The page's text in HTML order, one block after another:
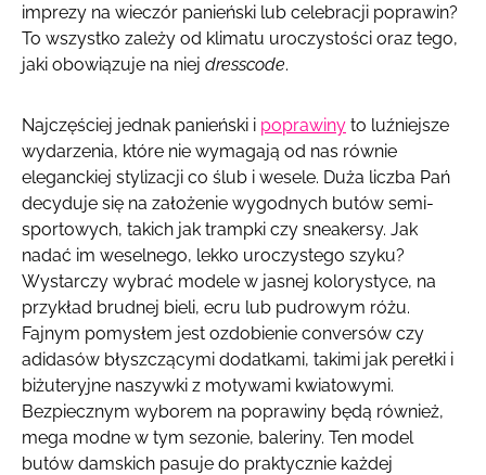
imprezy na wieczór panieński lub celebracji poprawin?
To wszystko zależy od klimatu uroczystości oraz tego,
jaki obowiązuje na niej dresscode.
Najczęściej jednak panieński i poprawiny to luźniejsze
wydarzenia, które nie wymagają od nas równie
eleganckiej stylizacji co ślub i wesele. Duża liczba Pań
decyduje się na założenie wygodnych butów semi-
sportowych, takich jak trampki czy sneakersy. Jak
nadać im weselnego, lekko uroczystego szyku?
Wystarczy wybrać modele w jasnej kolorystyce, na
przykład brudnej bieli, ecru lub pudrowym różu.
Fajnym pomysłem jest ozdobienie conversów czy
adidasów błyszczącymi dodatkami, takimi jak perełki i
biżuteryjne naszywki z motywami kwiatowymi.
Bezpiecznym wyborem na poprawiny będą również,
mega modne w tym sezonie, baleriny. Ten model
butów damskich pasuje do praktycznie każdej